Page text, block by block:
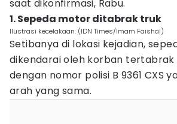
saat dikonfirmasi, Rabu.
1. Sepeda motor ditabrak truk
Ilustrasi kecelakaan. (IDN Times/Imam Faishal)
Setibanya di lokasi kejadian,
dikendarai oleh korban tertabrak
dengan nomor polisi B 9361 CXS
arah yang sama.